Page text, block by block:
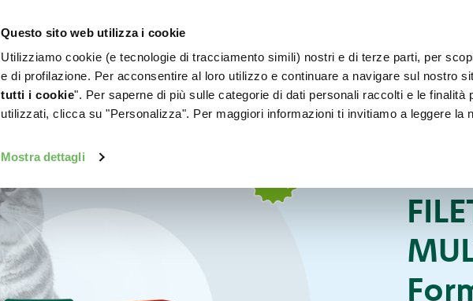
Questo sito web utilizza i cookie
Utilizziamo cookie (e tecnologie di tracciamento simili) nostri e di terze parti, per
e di profilazione. Per acconsentire al loro utilizzo e continuare a navigare sul nostro
tutti i cookie". Per saperne di più sulle categorie di dati personali raccolti e le finalità
utilizzati, clicca su "Personalizza". Per maggiori informazioni ti invitiamo a leggere la
Mostra dettagli
IL NOSTRO MONDO PER IL TUO CANE PER IL TUO